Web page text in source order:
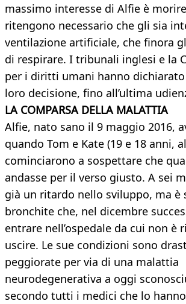
massimo interesse di Alfie è
ritengono necessario che gli sia
ventilazione artificiale, che finora
di respirare. I tribunali inglesi e la
per i diritti umani hanno
loro decisione, fino all’ultima
LA COMPARSA DELLA MALATTIA
Alfie, nato sano il 9 maggio 2016,
quando Tom e Kate (19 e 18 anni,
cominciarono a sospettare che
andasse per il verso giusto. A sei
già un ritardo nello sviluppo, ma è
bronchite che, nel dicembre
entrare nell’ospedale da cui non è
uscire. Le sue condizioni sono
peggiorate per via di una malattia
neurodegenerativa a oggi
secondo tutti i medici che lo